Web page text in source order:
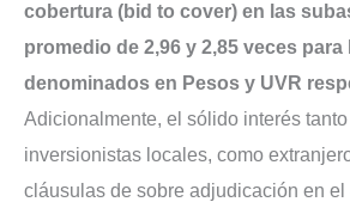
cobertura (bid to cover) en las
promedio de 2,96 y 2,85 veces para
denominados en Pesos y UVR
Adicionalmente, el sólido interés
inversionistas locales, como
cláusulas de sobre adjudicación en el